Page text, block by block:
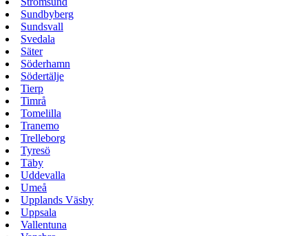
Sundbyberg
Sundsvall
Svedala
Säter
Söderhamn
Södertälje
Tierp
Timrå
Tomelilla
Tranemo
Trelleborg
Tyresö
Täby
Uddevalla
Umeå
Upplands Väsby
Uppsala
Vallentuna